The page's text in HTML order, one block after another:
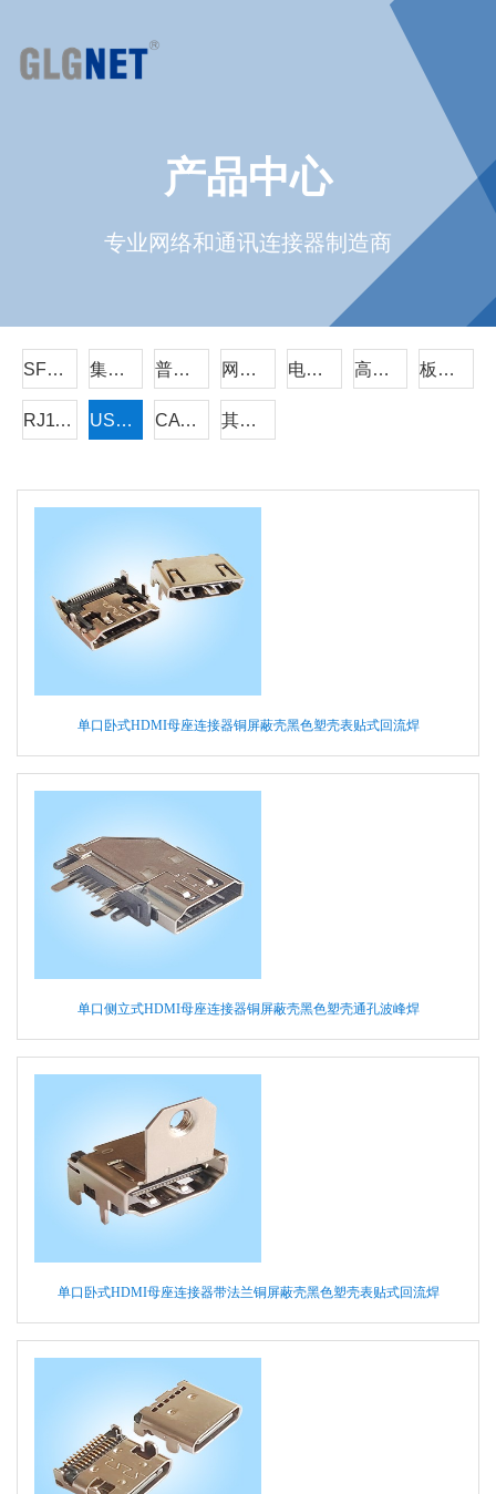
产品中心
专业网络和通讯连接器制造商
SFP/QSFP 集成RJ45 普通RJ45 网络变压器 电源连接器 高速线缆组件 板对板连接器
RJ11电话插座 USB/TYPE-C/HDMI CAT6A 其它系列
单口卧式HDMI母座连接器铜屏蔽壳黑色塑壳表贴式回流焊
单口侧立式HDMI母座连接器铜屏蔽壳黑色塑壳通孔波峰焊
单口卧式HDMI母座连接器带法兰铜屏蔽壳黑色塑壳表贴式回流焊